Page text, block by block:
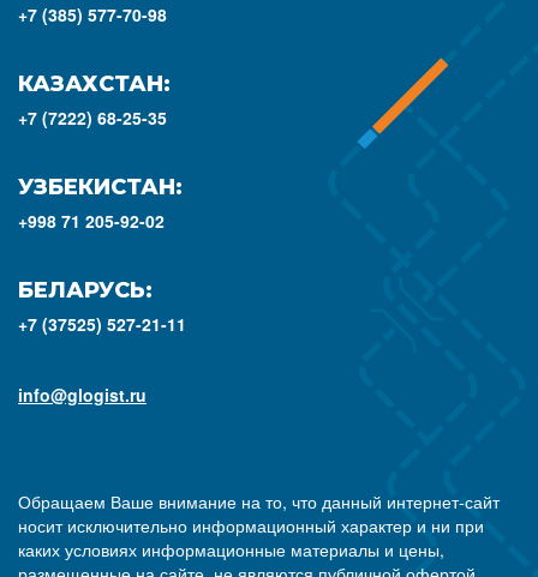
+7 (385) 577-70-98
КАЗАХСТАН:
+7 (7222) 68-25-35
УЗБЕКИСТАН:
+998 71 205-92-02
БЕЛАРУСЬ:
+7 (37525) 527-21-11
info@glogist.ru
Обращаем Ваше внимание на то, что данный интернет-сайт
носит исключительно информационный характер и ни при
каких условиях информационные материалы и цены,